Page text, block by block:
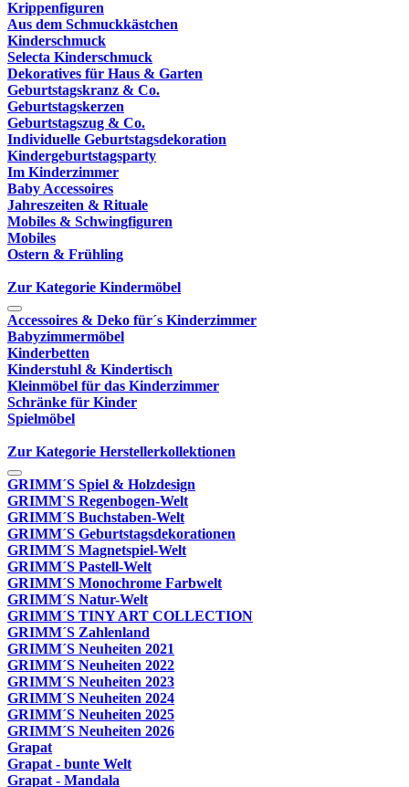
Krippenfiguren
Aus dem Schmuckkästchen
Kinderschmuck
Selecta Kinderschmuck
Dekoratives für Haus & Garten
Geburtstagskranz & Co.
Geburtstagskerzen
Geburtstagszug & Co.
Individuelle Geburtstagsdekoration
Kindergeburtstagsparty
Im Kinderzimmer
Baby Accessoires
Jahreszeiten & Rituale
Mobiles & Schwingfiguren
Mobiles
Ostern & Frühling
Zur Kategorie Kindermöbel
Accessoires & Deko für´s Kinderzimmer
Babyzimmermöbel
Kinderbetten
Kinderstuhl & Kindertisch
Kleinmöbel für das Kinderzimmer
Schränke für Kinder
Spielmöbel
Zur Kategorie Herstellerkollektionen
GRIMM´S Spiel & Holzdesign
GRIMM`S Regenbogen-Welt
GRIMM´S Buchstaben-Welt
GRIMM´S Geburtstagsdekorationen
GRIMM´S Magnetspiel-Welt
GRIMM´S Pastell-Welt
GRIMM´S Monochrome Farbwelt
GRIMM´S Natur-Welt
GRIMM´S TINY ART COLLECTION
GRIMM´S Zahlenland
GRIMM´S Neuheiten 2021
GRIMM´S Neuheiten 2022
GRIMM´S Neuheiten 2023
GRIMM´S Neuheiten 2024
GRIMM´S Neuheiten 2025
GRIMM´S Neuheiten 2026
Grapat
Grapat - bunte Welt
Grapat - Mandala